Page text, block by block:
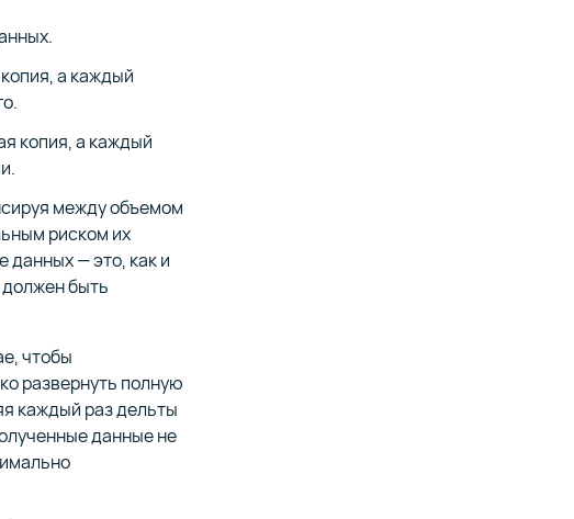
а каждый
копия, а каждый
между объемом
риском их
данных — это, как и
быть
чтобы
развернуть полную
каждый раз дельты
данные не